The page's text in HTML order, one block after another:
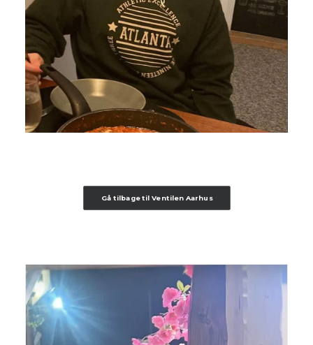
Gå tilbage til Ventilen Aarhus